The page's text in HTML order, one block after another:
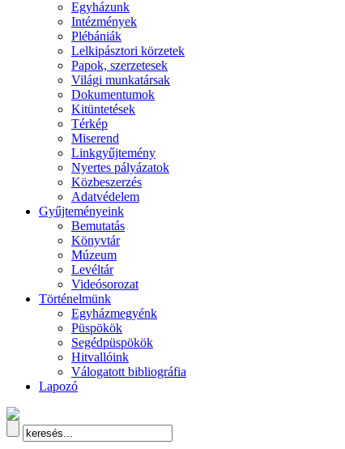
Egyházunk
Intézmények
Plébániák
Lelkipásztori körzetek
Papok, szerzetesek
Világi munkatársak
Dokumentumok
Kitüntetések
Térkép
Miserend
Linkgyűjtemény
Nyertes pályázatok
Közbeszerzés
Adatvédelem
Gyűjteményeink
Bemutatás
Könyvtár
Múzeum
Levéltár
Videósorozat
Történelmünk
Egyházmegyénk
Püspökök
Segédpüspökök
Hitvallóink
Válogatott bibliográfia
Lapozó